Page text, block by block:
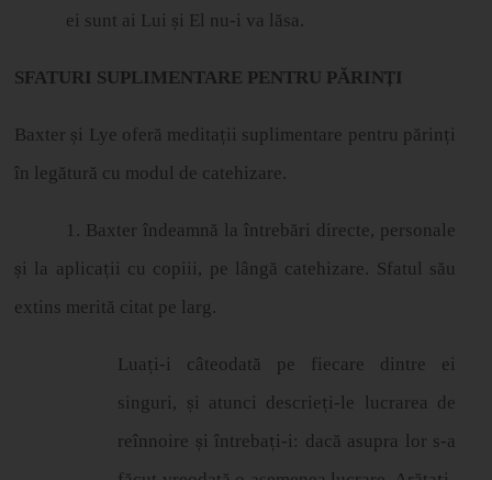
ei sunt ai Lui și El nu-i va lăsa.
SFATURI SUPLIMENTARE PENTRU PĂRINȚI
Baxter și Lye oferă meditații suplimentare pentru părinți
în legătură cu modul de catehizare.
1. Baxter îndeamnă la întrebări directe, personale
și la aplicații cu copiii, pe lângă catehizare. Sfatul său
extins merită citat pe larg.
Luați-i câteodată
pe fiecare dintre ei
singuri, și atunci descrieți-le lucrarea de
reînnoire și întrebați-i: dacă asupra lor s-a